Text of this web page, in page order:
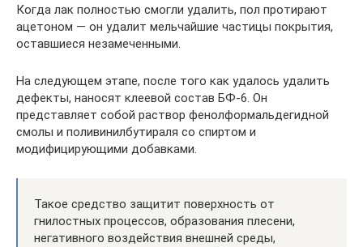
Когда лак полностью смогли удалить, пол протирают
ацетоном — он удалит мельчайшие частицы покрытия,
оставшиеся незамеченными.
На следующем этапе, после того как удалось удалить
дефекты, наносят клеевой состав БФ-6. Он
представляет собой раствор фенолформальдегидной
смолы и поливинилбутираля со спиртом и
модифицирующими добавками.
Такое средство защитит поверхность от
гнилостных процессов, образования плесени,
негативного воздействия внешней среды,